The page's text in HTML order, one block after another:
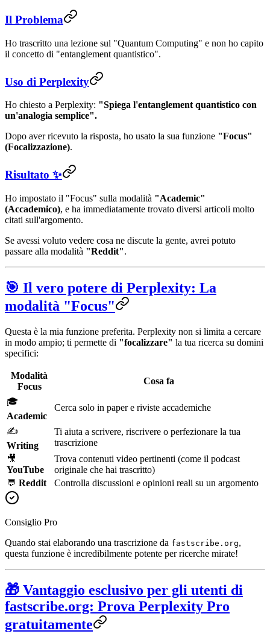
Il Problema
Ho trascritto una lezione sul "Quantum Computing" e non ho capito
il concetto di "entanglement quantistico".
Uso di Perplexity
Ho chiesto a Perplexity: "Spiega l'entanglement quantistico con
un'analogia semplice".
Dopo aver ricevuto la risposta, ho usato la sua funzione "Focus"
(Focalizzazione).
Risultato ✨
Ho impostato il "Focus" sulla modalità "Academic"
(Accademico), e ha immediatamente trovato diversi articoli molto
citati sull'argomento.
Se avessi voluto vedere cosa ne discute la gente, avrei potuto
passare alla modalità "Reddit".
🎯 Il vero potere di Perplexity: La
modalità "Focus"
Questa è la mia funzione preferita. Perplexity non si limita a cercare
in modo ampio; ti permette di "focalizzare" la tua ricerca su domini
specifici:
Modalità
Focus
Cosa fa
🎓
Academic
Cerca solo in paper e riviste accademiche
✍️
Writing
Ti aiuta a scrivere, riscrivere o perfezionare la tua
trascrizione
🎥
YouTube
Trova contenuti video pertinenti (come il podcast
originale che hai trascritto)
💬 Reddit Controlla discussioni e opinioni reali su un argomento
Consiglio Pro
Quando stai elaborando una trascrizione da fastscribe.org,
questa funzione è incredibilmente potente per ricerche mirate!
🎁 Vantaggio esclusivo per gli utenti di
fastscribe.org: Prova Perplexity Pro
gratuitamente